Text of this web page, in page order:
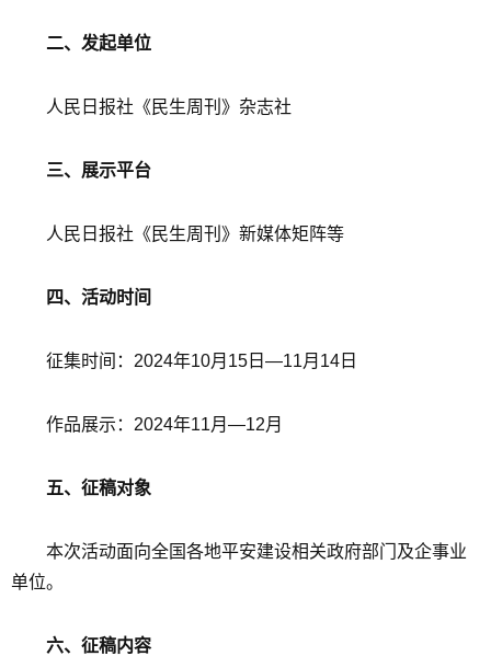
二、发起单位
人民日报社《民生周刊》杂志社
三、展示平台
人民日报社《民生周刊》新媒体矩阵等
四、活动时间
征集时间：2024年10月15日—11月14日
作品展示：2024年11月—12月
五、征稿对象
本次活动面向全国各地平安建设相关政府部门及企事业
单位。
六、征稿内容